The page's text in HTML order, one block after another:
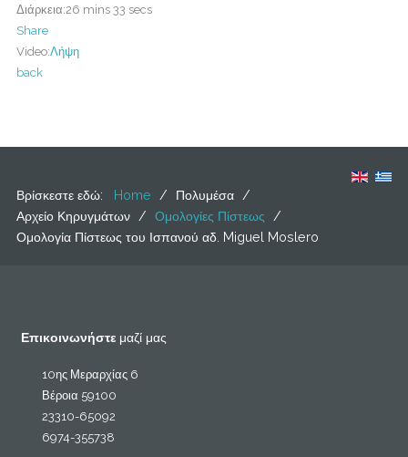
Διάρκεια:26 mins 33 secs
Share
Video:Λήψη
back
Βρίσκεστε εδώ: Home / Πολυμέσα /
Αρχείο Κηρυγμάτων / Ομολογίες Πίστεως /
Ομολογία Πίστεως του Ισπανού αδ. Miguel Moslero
Επικοινωνήστε μαζί μας
10ης Μεραρχίας 6
Βέροια 59100
23310-65092
6974-355738